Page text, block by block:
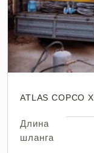
ATLAS COPCO
Длина
шланга